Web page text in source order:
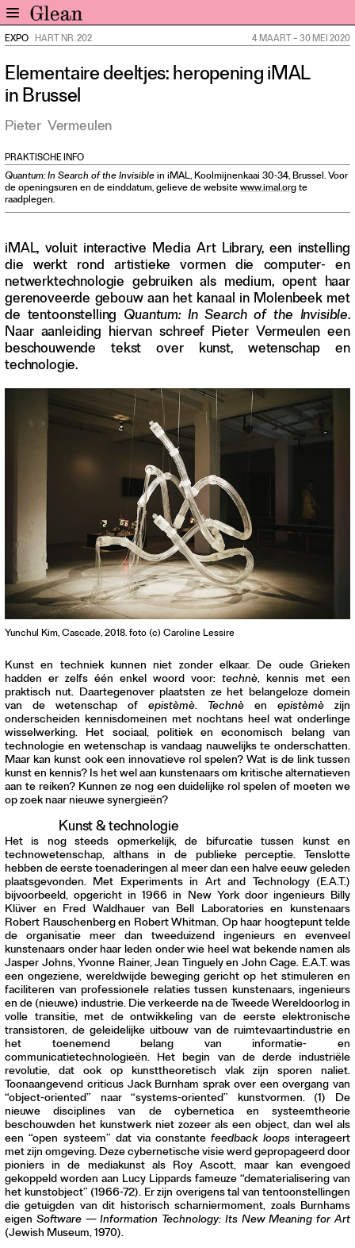
Nieuws
Expo
Interviews
Events
Meer rubrieken
Aanmelden
Abonneren
Adverteren
Nieuwsbrief
Over GLEAN
Contact
Instagram
EXPO HART NR. 202 4 MAART–30 MEI 2020
Elementaire deeltjes: heropening iMAL
in Brussel
Pieter Vermeulen
PRAKTISCHE INFO
Quantum: In Search of the Invisiblein iMAL, Koolmijnenkaai 30-34, Brussel. Voor
de openingsuren en de einddatum, gelieve de websitewww.imal.orgte
raadplegen.
iMAL, voluit interactive Media Art Library, een instelling
die werkt rond artistieke vormen die computer- en
netwerktechnologie gebruiken als medium, opent haar
gerenoveerde gebouw aan het kanaal in Molenbeek met
de tentoonstelling Quantum: In Search of the Invisible.
Naar aanleiding hiervan schreef Pieter Vermeulen een
beschouwende tekst over kunst, wetenschap en
technologie.
Yunchul Kim, Cascade, 2018. foto (c) Caroline Lessire
Kunst en techniek kunnen niet zonder elkaar. De oude Grieken
hadden er zelfs één enkel woord voor: technè, kennis met een
praktisch nut. Daartegenover plaatsten ze het belangeloze domein
van de wetenschap of epistèmè. Technè en epistèmè zijn
onderscheiden kennisdomeinen met nochtans heel wat onderlinge
wisselwerking. Het sociaal, politiek en economisch belang van
technologie en wetenschap is vandaag nauwelijks te onderschatten.
Maar kan kunst ook een innovatieve rol spelen? Wat is de link tussen
kunst en kennis? Is het wel aan kunstenaars om kritische alternatieven
aan te reiken? Kunnen ze nog een duidelijke rol spelen of moeten we
op zoek naar nieuwe synergieën?
Kunst & technologie
Het is nog steeds opmerkelijk, de bifurcatie tussen kunst en
technowetenschap, althans in de publieke perceptie. Tenslotte
hebben de eerste toenaderingen al meer dan een halve eeuw geleden
plaatsgevonden. Met Experiments in Art and Technology (E.A.T.)
bijvoorbeeld, opgericht in 1966 in New York door ingenieurs Billy
Klüver en Fred Waldhauer van Bell Laboratories en kunstenaars
Robert Rauschenberg en Robert Whitman. Op haar hoogtepunt telde
de organisatie meer dan tweeduizend ingenieurs en evenveel
kunstenaars onder haar leden onder wie heel wat bekende namen als
Jasper Johns, Yvonne Rainer, Jean Tinguely en John Cage. E.A.T. was
een ongeziene, wereldwijde beweging gericht op het stimuleren en
faciliteren van professionele relaties tussen kunstenaars, ingenieurs
en de (nieuwe) industrie. Die verkeerde na de Tweede Wereldoorlog in
volle transitie, met de ontwikkeling van de eerste elektronische
transistoren, de geleidelijke uitbouw van de ruimtevaartindustrie en
het toenemend belang van informatie- en
communicatietechnologieën. Het begin van de derde industriële
revolutie, dat ook op kunsttheoretisch vlak zijn sporen naliet.
Toonaangevend criticus Jack Burnham sprak over een overgang van
“object-oriented” naar “systems-oriented” kunstvormen. (1) De
nieuwe disciplines van de cybernetica en systeemtheorie
beschouwden het kunstwerk niet zozeer als een object, dan wel als
een “open systeem” dat via constantefeedback loopsinterageert
met zijn omgeving. Deze cybernetische visie werd gepropageerd door
pioniers in de mediakunst als Roy Ascott, maar kan evengoed
gekoppeld worden aan Lucy Lippards fameuze “dematerialisering van
het kunstobject” (1966-72). Er zijn overigens tal van tentoonstellingen
die getuigden van dit historisch scharniermoment, zoals Burnhams
eigen Software — Information Technology: Its New Meaning for Art
(Jewish Museum, 1970).